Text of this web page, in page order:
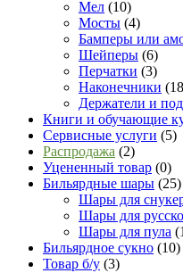
Мел (10)
Мосты (4)
Бамперы или
Шейперы (6)
Перчатки (3)
Наконечники
Держатели и
Книги и обучающие
Сервисные услуги (5)
Распродажа (2)
Уцененный товар (0)
Бильярдные шары (25)
Шары для
Шары для
Шары для пула
Бильярдное сукно (10)
Товар б/у (3)